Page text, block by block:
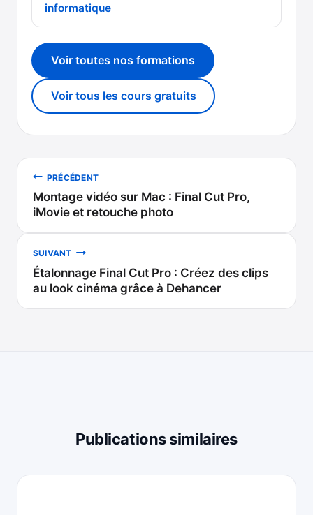
informatique
Voir toutes nos formations
Voir tous les cours gratuits
Navigation
de
l’article
PRÉCÉDENT
Montage vidéo sur Mac : Final Cut Pro,
iMovie et retouche photo
SUIVANT
Étalonnage Final Cut Pro : Créez des clips
au look cinéma grâce à Dehancer
Publications similaires